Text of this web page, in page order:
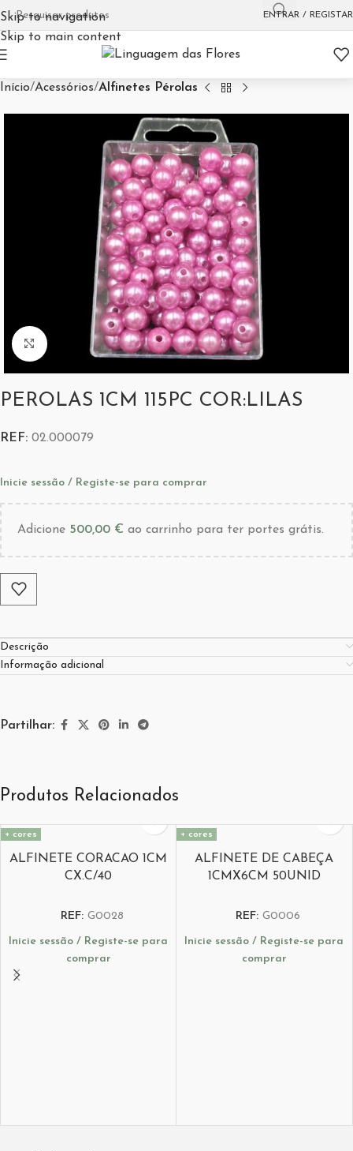
Skip to navigation
Skip to main content
ENTRAR / REGISTAR
Início Acessórios Alfinetes Pérolas
Aumentar Imagem
PEROLAS 1CM 115PC COR:LILAS
REF: 02.000079
Inicie sessão / Registe-se para comprar
Adicione 500,00 € ao carrinho para ter portes grátis.
Descrição
Informação adicional
Partilhar:
Produtos Relacionados
+ cores
ALFINETE CORACAO 1CM
CX.C/40
REF: G0028
Inicie sessão / Registe-se para
comprar
+ cores
ALFINETE DE CABEÇA
1CMX6CM 50UNID
REF: G0006
Inicie sessão / Registe-se para
comprar